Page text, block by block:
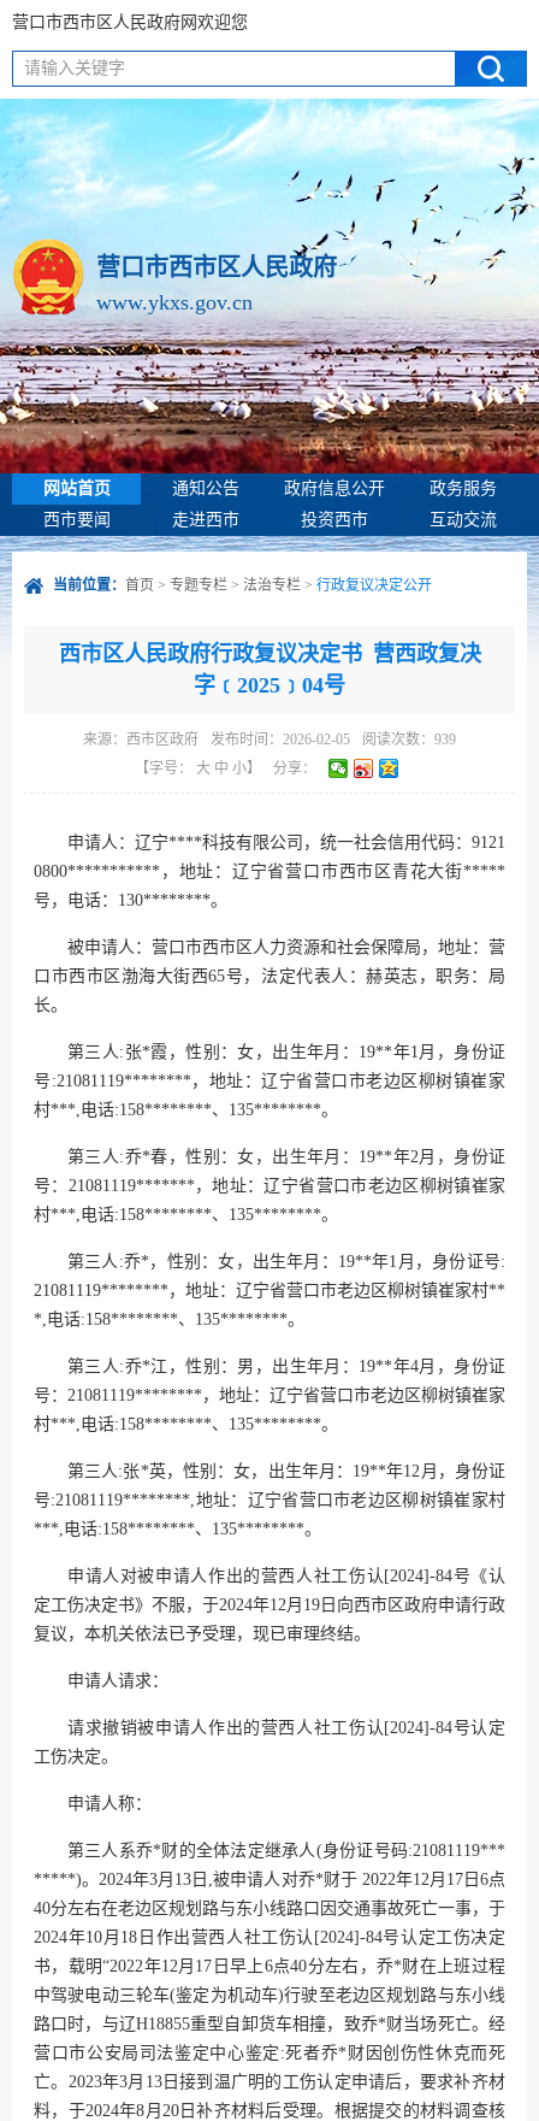
营口市西市区人民政府网欢迎您
请输入关键字
营口市西市区人民政府
www.ykxs.gov.cn
网站首页 通知公告 政府信息公开
政务服务
西市要闻
走进西市 投资西市 互动交流
当前位置： 首页 > 专题专栏 > 法治专栏 > 行政复议决定公开
西市区人民政府行政复议决定书 营西政复决
字﹝2025﹞04号
来源： 西市区政府 发布时间：2026-02-05 阅读次数： 939
【字号： 大 中 小】 分享：
申请人：辽宁****科技有限公司，统一社会信用代码：9121
0800***********，地址：辽宁省营口市西市区青花大街*****
号，电话：130********。
被申请人：营口市西市区人力资源和社会保障局，地址：营
口市西市区渤海大街西65号，法定代表人：赫英志，职务：局
长。
第三人:张*霞，性别：女，出生年月：19**年1月，身份证
号:21081119********，地址：辽宁省营口市老边区柳树镇崔家
村***,电话:158********、135********。
第三人:乔*春，性别：女，出生年月：19**年2月，身份证
号：21081119*******，地址：辽宁省营口市老边区柳树镇崔家
村***,电话:158********、135********。
第三人:乔*，性别：女，出生年月：19**年1月，身份证号:
21081119********，地址：辽宁省营口市老边区柳树镇崔家村**
*,电话:158********、135********。
第三人:乔*江，性别：男，出生年月：19**年4月，身份证
号：21081119********，地址：辽宁省营口市老边区柳树镇崔家
村***,电话:158********、135********。
第三人:张*英，性别：女，出生年月：19**年12月，身份证
号:21081119********,地址：辽宁省营口市老边区柳树镇崔家村
***,电话:158********、135********。
申请人对被申请人作出的营西人社工伤认[2024]-84号《认
定工伤决定书》不服，于2024年12月19日向西市区政府申请行政
复议，本机关依法已予受理，现已审理终结。
申请人请求：
请求撤销被申请人作出的营西人社工伤认[2024]-84号认定
工伤决定。
申请人称：
第三人系乔*财的全体法定继承人(身份证号码:21081119***
*****)。2024年3月13日,被申请人对乔*财于 2022年12月17日6点
40分左右在老边区规划路与东小线路口因交通事故死亡一事，于
2024年10月18日作出营西人社工伤认[2024]-84号认定工伤决定
书，载明“2022年12月17日早上6点40分左右，乔*财在上班过程
中驾驶电动三轮车(鉴定为机动车)行驶至老边区规划路与东小线
路口时，与辽H18855重型自卸货车相撞，致乔*财当场死亡。经
营口市公安局司法鉴定中心鉴定:死者乔*财因创伤性休克而死
亡。2023年3月13日接到温广明的工伤认定申请后，要求补齐材
料，于2024年8月20日补齐材料后受理。根据提交的材料调查核